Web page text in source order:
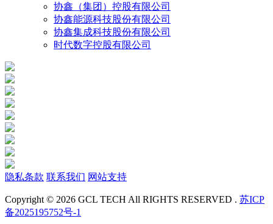
协鑫（集团）控股有限公司
协鑫能源科技股份有限公司
协鑫集成科技股份有限公司
时代数字控股有限公司
隐私条款 联系我们 网站支持
Copyright © 2026 GCL TECH All RIGHTS RESERVED . 苏ICP
备2025195752号-1